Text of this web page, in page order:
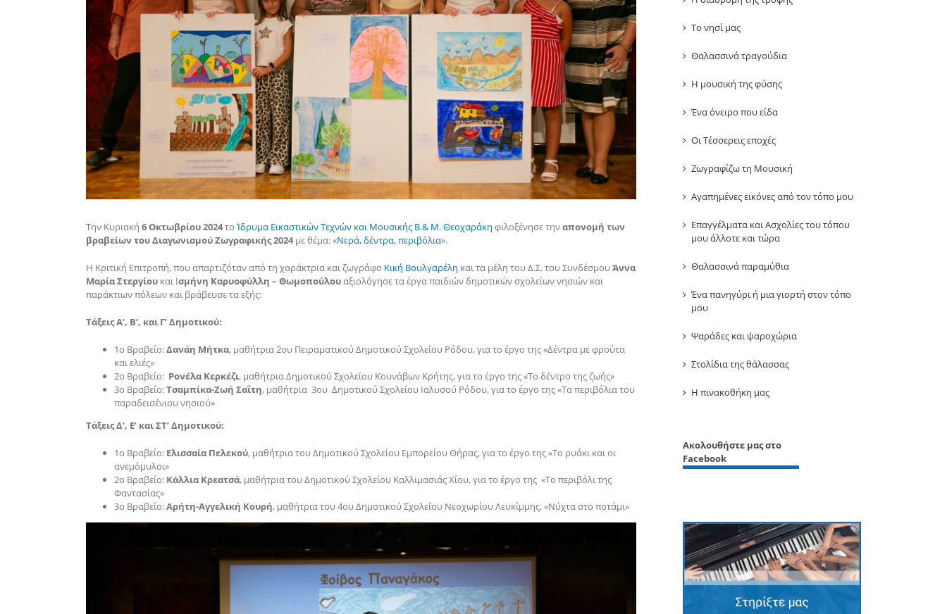
Την Κυριακή 6 Οκτωβρίου2024το Ίδρυμα Εικαστικών Τεχνών και Μουσικής Β.& Μ. Θεοχαράκη φιλοξένησε τηναπονομή των
βραβείων του Διαγωνισμού Ζωγραφικής 2024με θέμα: «Νερά, δέντρα, περιβόλια».
Η Κριτική Επιτροπή, που απαρτιζόταν από τη χαράκτρια και ζωγράφο Κική Βουλγαρέλη και τα μέλη του Δ.Σ. του ΣυνδέσμουΆννα
Μαρία Στεργίου και Ισμήνη Καρυοφύλλη – Θωμοπούλουαξιολόγησε τα έργα παιδιών δημοτικών σχολείων νησιών και
παράκτιων πόλεων και βράβευσε τα εξής:
Τάξεις Α’, Β’, και Γ’ Δημοτικού:
1ο Βραβείο:Δανάη Μήτκα, μαθήτρια 2ου Πειραματικού Δημοτικού Σχολείου Ρόδου, για το έργο της «Δέντρα με φρούτα
και ελιές»
2ο Βραβείο: Ρονέλα Κερκέζι, μαθήτρια Δημοτικού Σχολείου Κουνάβων Κρήτης, για το έργο της «Το δέντρο της ζωής»
3ο Βραβείο:Τσαμπίκα-Ζωή Σαΐτη, μαθήτρια 3ου Δημοτικού Σχολείου Ιαλυσού Ρόδου, για το έργο της «Τα περιβόλια του
παραδεισένιου νησιού»
Τάξεις Δ’, Ε’ και ΣΤ’ Δημοτικού:
1ο Βραβείο: Ελισσαία Πελεκού, μαθήτρια του Δημοτικού Σχολείου Εμπορείου Θήρας, για το έργο της «Το ρυάκι και οι
ανεμόμυλοι»
2ο Βραβείο: Κάλλια Κρεατσά, μαθήτρια του Δημοτικού Σχολείου Καλλιμασιάς Χίου, για το έργο της «Το περιβόλι της
Φαντασίας»
3ο Βραβείο:Αρήτη-Αγγελική Κουρή, μαθήτρια του 4ου Δημοτικού Σχολείου Νεοχωρίου Λευκίμμης, «Νύχτα στο ποτάμι»
Το νησί μας
Θαλασσινά τραγούδια
Η μουσική της φύσης
Ένα όνειρο που είδα
Οι Τέσσερεις εποχές
Ζωγραφίζω τη Μουσική
Αγαπημένες εικόνες από τον τόπο μου
Επαγγέλματα και Ασχολίες του τόπου
μου άλλοτε και τώρα
Θαλασσινά παραμύθια
Ένα πανηγύρι ή μια γιορτή στον τόπο
μου
Ψαράδες και ψαροχώρια
Στολίδια της θάλασσας
Η πινακοθήκη μας
Ακολουθήστε μας στο
Facebook